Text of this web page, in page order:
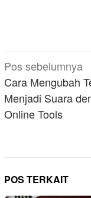
Navigasi
pos
Pos sebelumnya
Cara Mengubah
Menjadi Suara
Online Tools
POS TERKAIT